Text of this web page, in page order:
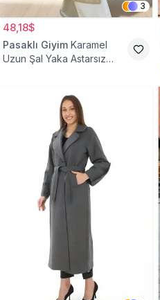
3
48,18$
Pasaklı Giyim Karamel
Uzun Şal Yaka Astarsız